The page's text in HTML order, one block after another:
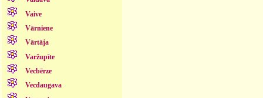
Vaive
Vārniene
Vārtāja
Varžupīte
Vecbērze
Vecdaugava